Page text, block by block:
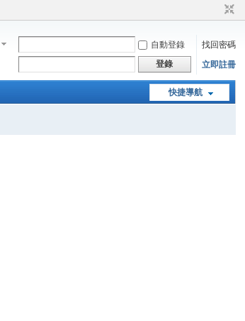
自動登錄
找回密碼
登錄 立即註冊
快捷導航